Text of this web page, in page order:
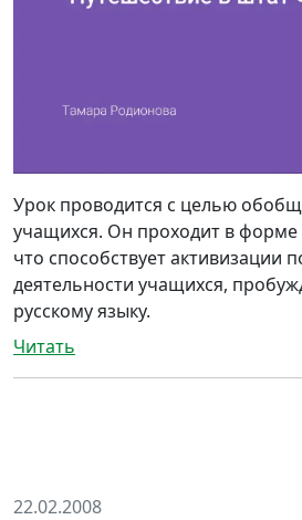
Урок проводится с целью
учащихся. Он проходит в форме
что способствует активизации
деятельности учащихся,
русскому языку.
Читать
22.02.2008